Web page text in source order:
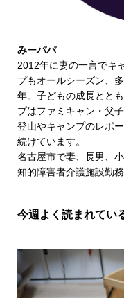
みーパパ
2012年に妻の一言でキ
プもオールシーズン、
年。子どもの成長とと
プはファミキャン・父
登山やキャンプのレポ
続けています。
名古屋市で妻、長男、
知的障害者介護施設勤務
今週よく読まれてい